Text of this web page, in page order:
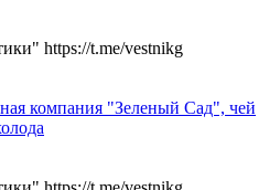
https://t.me/vestnikg
компания "Зеленый Сад", чей